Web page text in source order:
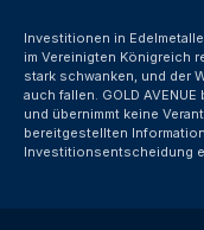
Investitionen in
im Vereinigten Königreich
stark schwanken, und der
auch fallen. GOLD
und übernimmt keine
bereitgestellten
Investitionsentscheidung